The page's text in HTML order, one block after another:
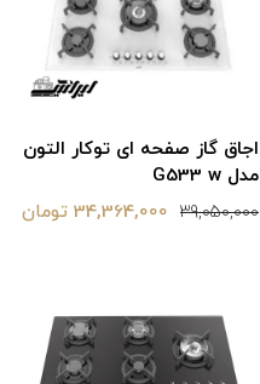
اجاق گاز صفحه ای توکار التون
مدل G533 w
39,050,000 34,364,000 تومان